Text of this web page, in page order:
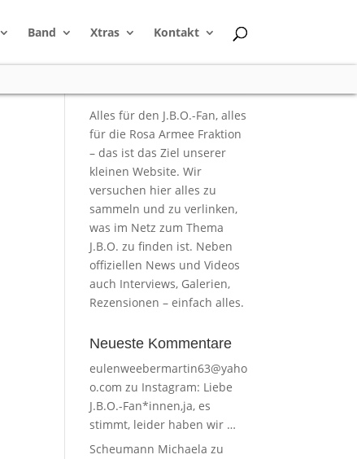
Band Xtras Kontakt
Alles für den J.B.O.-Fan, alles
für die Rosa Armee Fraktion
– das ist das Ziel unserer
kleinen Website. Wir
versuchen hier alles zu
sammeln und zu verlinken,
was im Netz zum Thema
J.B.O. zu finden ist. Neben
offiziellen News und Videos
auch Interviews, Galerien,
Rezensionen – einfach alles.
Neueste Kommentare
eulenweebermartin63@yaho
o.com zu Instagram: Liebe
J.B.O.-Fan*innen,ja, es
stimmt, leider haben wir …
Scheumann Michaela zu